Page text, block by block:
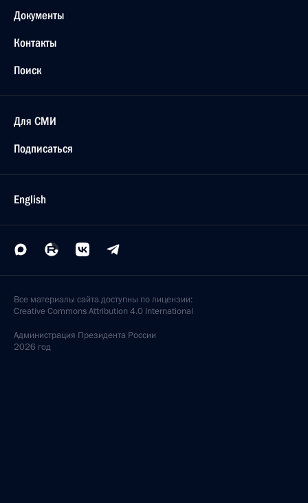
Документы
Контакты
Поиск
Для СМИ
Подписаться
English
Все материалы сайта доступны по лицензии:
Creative Commons Attribution 4.0 International
Администрация Президента России
2026 год